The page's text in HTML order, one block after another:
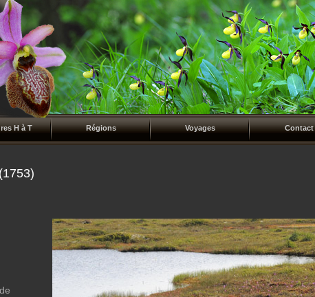
H à T Régions Voyages Contact